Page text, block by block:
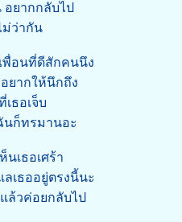
อยากกลับไป
ม่ว่ากัน
พื่อนที่ดีสักคนนึง
อยากให้นึกถึง
ธอเจ็บ
นก็ทรมานอะ
นเธอเศร้า
ลเธออยู่ตรงนี้นะ
ล้วค่อยกลับไป